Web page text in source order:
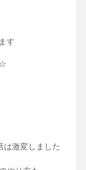
す
☆
は激変しました